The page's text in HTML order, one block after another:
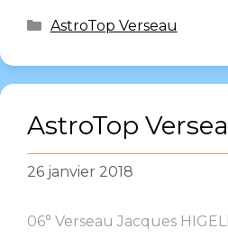
AstroTop Verseau
AstroTop
26 janvier 2018
06° Verseau Jacques